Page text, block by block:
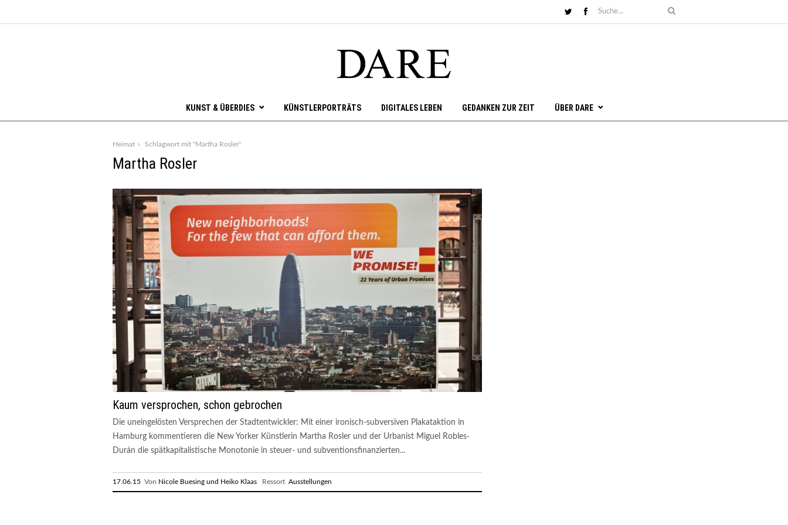
KUNST & ÜBERDIES KÜNSTLERPORTRÄTS DIGITALES LEBEN GEDANKEN ZUR ZEIT ÜBER DARE
Heimat Schlagwort mit "Martha Rosler"
Martha Rosler
Kaum versprochen, schon gebrochen
Die uneingelösten Versprechen der Stadtentwickler: Mit einer ironisch-subversiven Plakataktion in
Hamburg kommentieren die New Yorker Künstlerin Martha Rosler und der Urbanist Miguel Robles-
Durán die spätkapitalistische Monotonie in steuer- und subventionsfinanzierten...
17.06.15 Von Nicole Buesing und Heiko Klaas Ressort Ausstellungen